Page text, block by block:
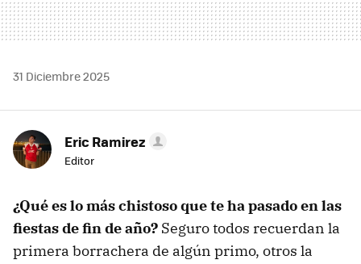
31 Diciembre 2025
Eric Ramirez
Editor
¿Qué es lo más chistoso que te ha pasado en las
fiestas de fin de año? Seguro todos recuerdan la
primera borrachera de algún primo, otros la